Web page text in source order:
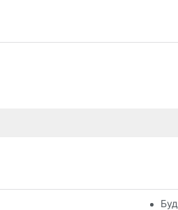
Регала: Прилагођавање Вашим